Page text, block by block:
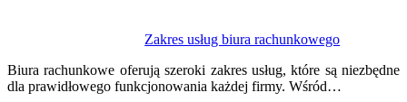
Zakres usług biura rachunkowego
Biura rachunkowe oferują szeroki zakres usług, które są niezbędne
dla prawidłowego funkcjonowania każdej firmy. Wśród…